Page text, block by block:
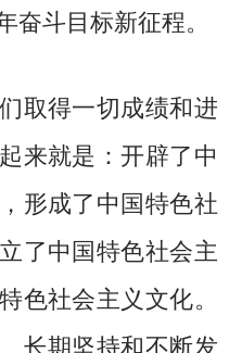
斗目标新征程。
得一切成绩和进
来就是：开辟了中
形成了中国特色社
了中国特色社会主
色社会主义文化。
长期坚持和不断发